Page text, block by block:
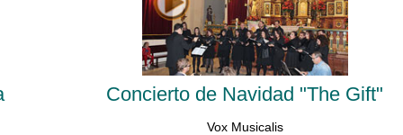
Concierto de Navidad "The Gift"
Vox Musicalis